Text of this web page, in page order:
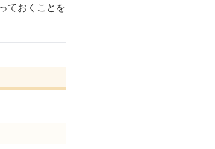
ておくことを